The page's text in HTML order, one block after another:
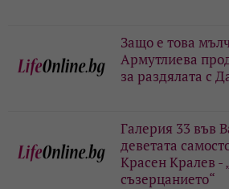
Защо е това
Армутлиева
за раздялата с
Галерия 33 във
деветата
Красен Кралев -
съзерцанието“